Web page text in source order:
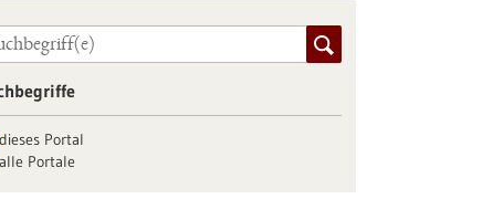
dieses Portal
alle Portale